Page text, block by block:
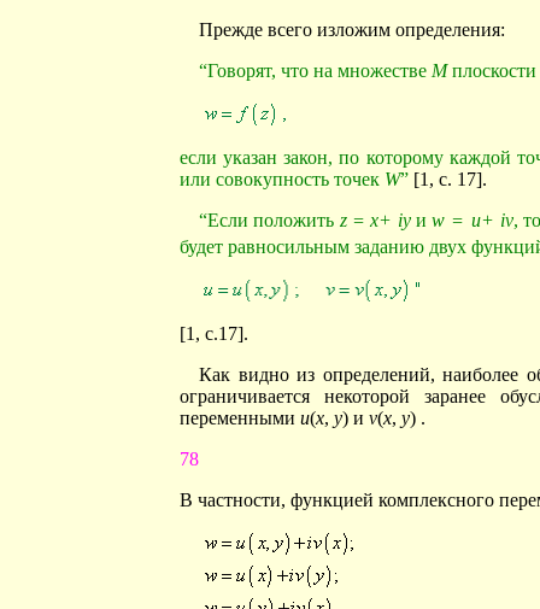
Прежде всего изложим определения:
“Говорят, что на множестве Мплоскости
если указан закон, по которому каждой
или совокупность точек W” [1, с. 17].
“Если положить z = x+ iyиw = u+ iv,
будет равносильным заданию двух
[1, с.17].
Как видно из определений, наиболее
ограничивается некоторой заранее
переменными u(x, y) и v(x, y) .
78
В частности, функцией комплексного